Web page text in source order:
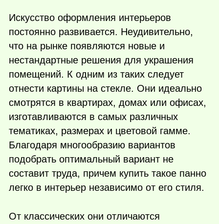
Искусство оформления интерьеров
постоянно развивается. Неудивительно,
что на рынке появляются новые и
нестандартные решения для украшения
помещений. К одним из таких следует
отнести картины на стекле. Они идеально
смотрятся в квартирах, домах или офисах,
изготавливаются в самых различных
тематиках, размерах и цветовой гамме.
Благодаря многообразию вариантов
подобрать оптимальный вариант не
составит труда, причем купить такое панно
легко в интерьер независимо от его стиля.
От классических они отличаются